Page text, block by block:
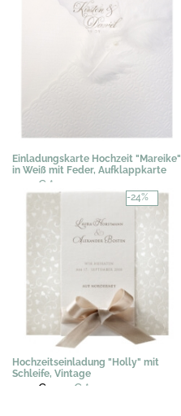
Einladungskarte Hochzeit "Mareike"
in Weiß mit Feder, Aufklappkarte
3,07 € *
-24%
Hochzeitseinladung "Holly" mit
Schleife, Vintage
3,02 € 2,29 € *